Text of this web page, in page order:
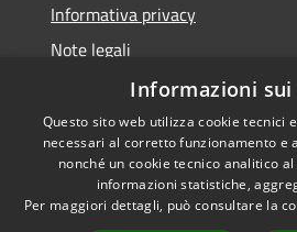
Informativa privacy
Note legali
Dichiarazione di accessibilità
RSS
Accessibilità
Informazioni sui
Questo sito web utilizza cookie tecnici
necessari al corretto funzionamento e
nonché un cookie tecnico analitico
informazioni statistiche,
Per maggiori dettagli, può consultare la